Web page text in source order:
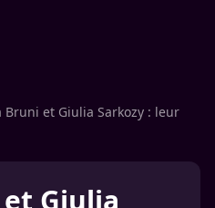
Bruni et Giulia Sarkozy : leur
Giulia